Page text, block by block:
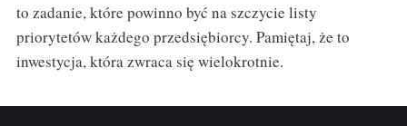
to zadanie, które powinno być na szczycie listy
priorytetów każdego przedsiębiorcy. Pamiętaj, że to
inwestycja, która zwraca się wielokrotnie.